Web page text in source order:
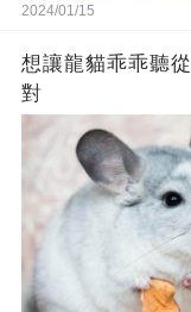
2024/01/15
想讓龍貓乖乖聽
對